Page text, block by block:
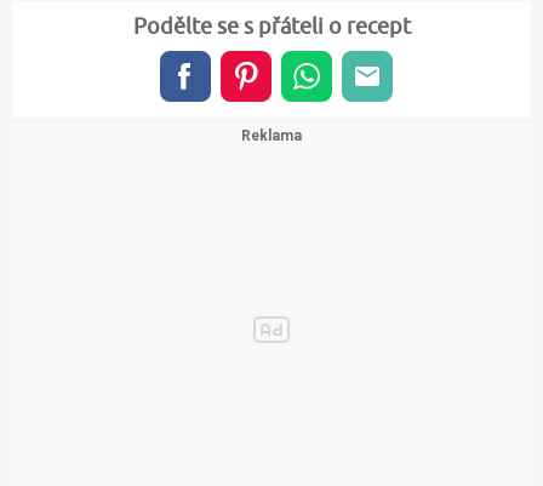
Podělte se s přáteli o recept